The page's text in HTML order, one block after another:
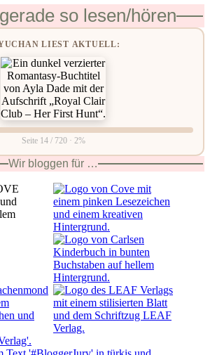
so lesen/hören
LIEST AKTUELL:
Seite 14 / 720 · 2%
Wir bloggen für …